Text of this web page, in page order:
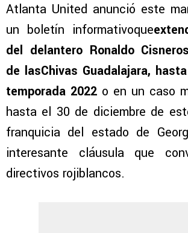
Atlanta United anunció este
un boletín informativoque
del delantero Ronaldo
de lasChivas Guadalajara,
temporada 2022 o en un caso
hasta el 30 de diciembre de
franquicia del estado de
interesante cláusula que
directivos rojiblancos.